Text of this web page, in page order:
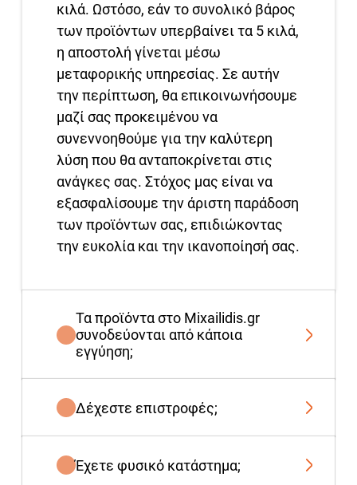
κιλά. Ωστόσο, εάν το συνολικό βάρος
των προϊόντων υπερβαίνει τα 5 κιλά,
η αποστολή γίνεται μέσω
μεταφορικής υπηρεσίας. Σε αυτήν
την περίπτωση, θα επικοινωνήσουμε
μαζί σας προκειμένου να
συνεννοηθούμε για την καλύτερη
λύση που θα ανταποκρίνεται στις
ανάγκες σας. Στόχος μας είναι να
εξασφαλίσουμε την άριστη παράδοση
των προϊόντων σας, επιδιώκοντας
την ευκολία και την ικανοποίησή σας.
Τα προϊόντα στο Mixailidis.gr
συνοδεύονται από κάποια
εγγύηση;
Δέχεστε επιστροφές;
Έχετε φυσικό κατάστημα;